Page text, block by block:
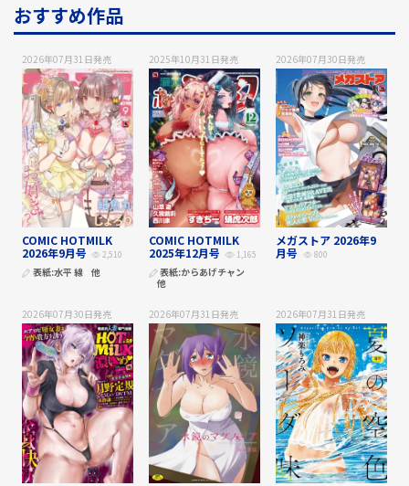
おすすめ作品
2026年07月31日発売
COMIC HOTMILK
2026年9月号
2,510
表紙:水平 線 他
2025年10月31日発売
COMIC HOTMILK
2025年12月号
1,165
表紙:からあげチャン
他
2026年07月30日発売
メガストア 2026年9
月号
800
2026年07月30日発売 2026年07月31日発売 2026年07月31日発売